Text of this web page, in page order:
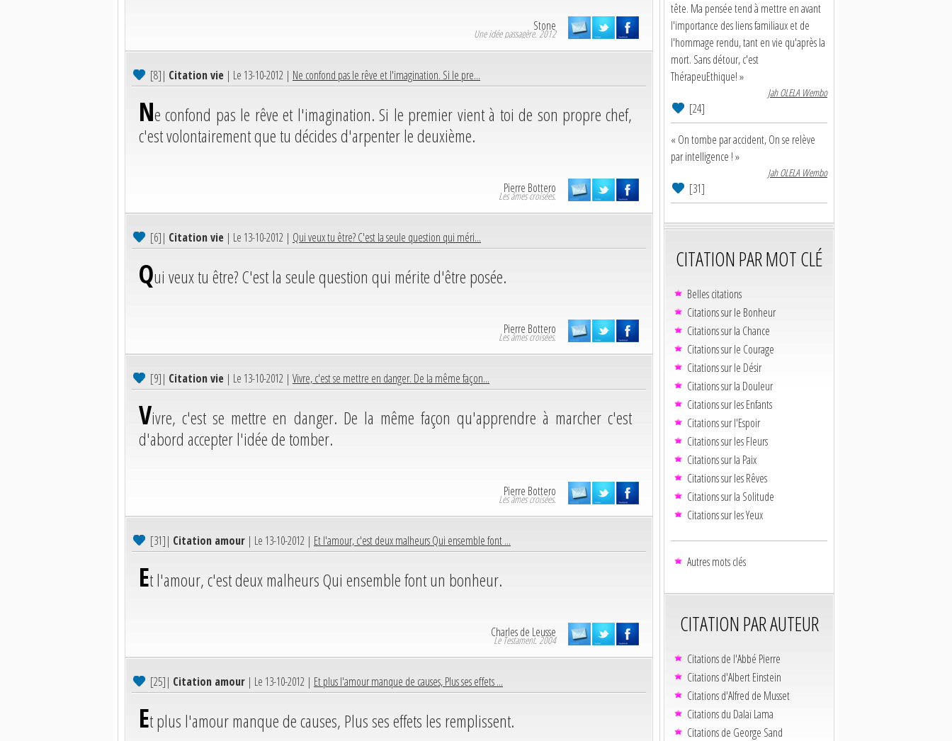
Stone
Une idée passagère. 2012
[8]| Citation vie | Le 13-10-2012 | Ne confond pas le rêve et l'imagination. Si le pre...
Ne confond pas le rêve et l'imagination. Si le premier vient à toi de son propre chef,
c'est volontairement que tu décides d'arpenter le deuxième.
Pierre Bottero
Les âmes croisées.
[6]| Citation vie | Le 13-10-2012 | Qui veux tu être? C'est la seule question qui méri...
Qui veux tu être? C'est la seule question qui mérite d'être posée.
Pierre Bottero
Les âmes croisées.
[9]| Citation vie | Le 13-10-2012 | Vivre, c'est se mettre en danger. De la même façon...
Vivre, c'est se mettre en danger. De la même façon qu'apprendre à marcher c'est
d'abord accepter l'idée de tomber.
Pierre Bottero
Les âmes croisées.
[31]| Citation amour | Le 13-10-2012 | Et l'amour, c'est deux malheurs Qui ensemble font ...
Et l'amour, c'est deux malheurs Qui ensemble font un bonheur.
Charles de Leusse
Le Testament. 2004
[25]| Citation amour | Le 13-10-2012 | Et plus l'amour manque de causes, Plus ses effets ...
Et plus l'amour manque de causes, Plus ses effets les remplissent.
tête. Ma pensée tend à mettre en avant
l'importance des liens familiaux et de
l'hommage rendu, tant en vie qu'après la
mort. Sans détour, c'est
ThérapeuEthique! »
Jah OLELA Wembo
[24]
« On tombe par accident, On se relève
par intelligence ! »
Jah OLELA Wembo
[31]
CITATION PAR MOT CLÉ
Belles citations
Citations sur le Bonheur
Citations sur la Chance
Citations sur le Courage
Citations sur le Désir
Citations sur la Douleur
Citations sur les Enfants
Citations sur l'Espoir
Citations sur les Fleurs
Citations sur la Paix
Citations sur les Rêves
Citations sur la Solitude
Citations sur les Yeux
Autres mots clés
CITATION PAR AUTEUR
Citations de l'Abbé Pierre
Citations d'Albert Einstein
Citations d'Alfred de Musset
Citations du Dalaï Lama
Citations de George Sand